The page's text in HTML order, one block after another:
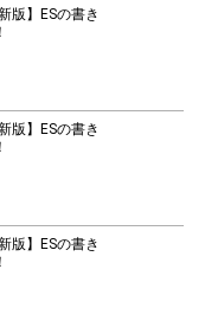
版】ESの書き
版】ESの書き
版】ESの書き